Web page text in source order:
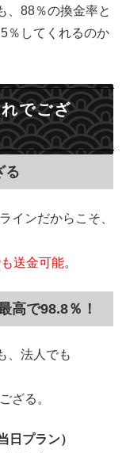
、88％の換金率と
％してくれるのか
でござ
る
インだからこそ、
送金可能。
高で98.8％！
、法人でも
ざる。
プラン）